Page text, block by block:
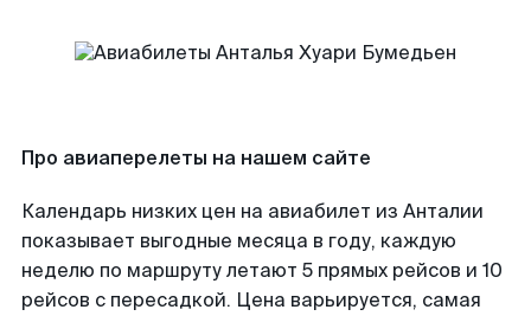
Про авиаперелеты на нашем сайте
Календарь низких цен на авиабилет из Анталии
показывает выгодные месяца в году, каждую
неделю по маршруту летают 5 прямых рейсов и 10
рейсов с пересадкой. Цена варьируется, самая